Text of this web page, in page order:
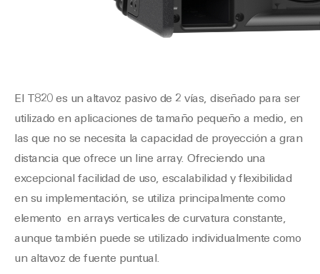
El T820 es un altavoz pasivo de 2 vías, diseñado para ser
utilizado en aplicaciones de tamaño pequeño a medio, en
las que no se necesita la capacidad de proyección a gran
distancia que ofrece un line array. Ofreciendo una
excepcional facilidad de uso, escalabilidad y flexibilidad
en su implementación, se utiliza principalmente como
elemento en arrays verticales de curvatura constante,
aunque también puede se utilizado individualmente como
un altavoz de fuente puntual.